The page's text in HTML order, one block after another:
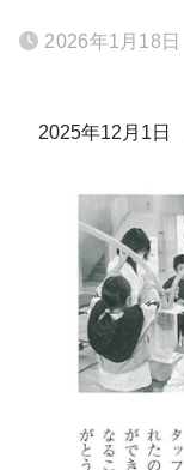
2026年1月18日
2025年12月1日